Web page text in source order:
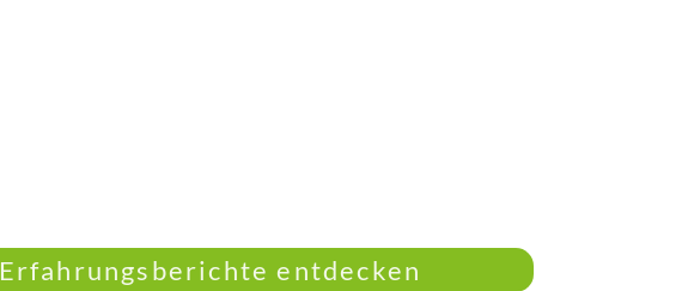
Erfahrungsberichte entdecken